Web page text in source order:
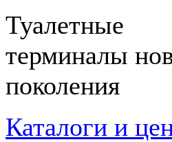
Туалетные
терминалы
поколения
Каталоги и